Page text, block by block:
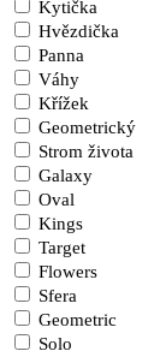
Kytička
Hvězdička
Panna
Váhy
Křížek
Geometrický
Strom života
Galaxy
Oval
Kings
Target
Flowers
Sfera
Geometric
Solo